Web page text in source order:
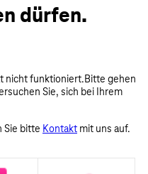
dürfen.
nicht funktioniert.Bitte gehen
Sie, sich bei Ihrem
Sie bitte Kontakt mit uns auf.